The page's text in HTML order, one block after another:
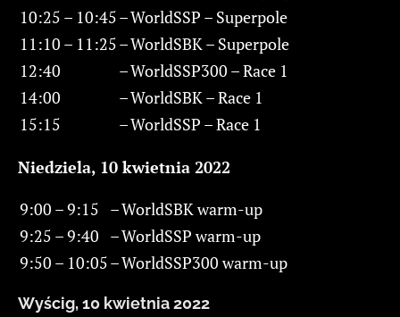
10:25 – 10:45–WorldSSP – Superpole
11:10 – 11:25–WorldSBK – Superpole
12:40
–WorldSSP300 – Race 1
14:00
–WorldSBK – Race 1
15:15
–WorldSSP – Race 1
Niedziela, 10 kwietnia 2022
9:00 – 9:15 –WorldSBK warm-up
9:25 – 9:40 –WorldSSP warm-up
9:50 – 10:05–WorldSSP300 warm-up
Wyścig,10 kwietnia2022